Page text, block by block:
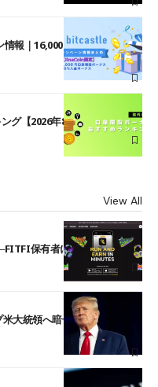
報｜16,000円口座開設ボーナ
グ【2026年8月最新】
View All
保有者に対応呼びかけ
大統領へ暗号資産事業の売却